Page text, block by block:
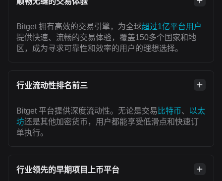
Bitget 拥有高效的交易引擎，为全球超过1亿平台用户
提供快速、流畅的交易体验，覆盖150多个国家和地
区，成为寻求可靠性和效率的用户的理想选择。
行业流动性排名前三
Bitget 平台提供深度流动性。无论是交易 比特币、 以太
坊还是其他加密货币，用户都能享受低滑点和快速订
单执行。
行业领先的早期项目上币平台